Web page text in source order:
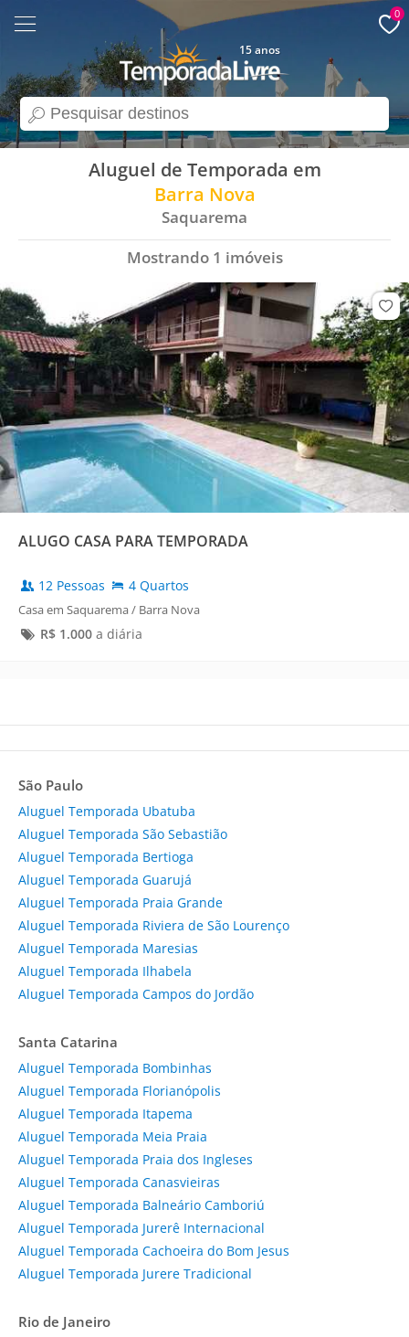
search
15 anos
0
Aluguel de Temporada em
Barra Nova
Saquarema
Mostrando 1 imóveis
ALUGO CASA PARA TEMPORADA
12 Pessoas 4 Quartos
Casa em Saquarema / Barra Nova
R$ 1.000a diária
São Paulo
Aluguel Temporada Ubatuba
Aluguel Temporada São Sebastião
Aluguel Temporada Bertioga
Aluguel Temporada Guarujá
Aluguel Temporada Praia Grande
Aluguel Temporada Riviera de São Lourenço
Aluguel Temporada Maresias
Aluguel Temporada Ilhabela
Aluguel Temporada Campos do Jordão
Santa Catarina
Aluguel Temporada Bombinhas
Aluguel Temporada Florianópolis
Aluguel Temporada Itapema
Aluguel Temporada Meia Praia
Aluguel Temporada Praia dos Ingleses
Aluguel Temporada Canasvieiras
Aluguel Temporada Balneário Camboriú
Aluguel Temporada Jurerê Internacional
Aluguel Temporada Cachoeira do Bom Jesus
Aluguel Temporada Jurere Tradicional
Rio de Janeiro